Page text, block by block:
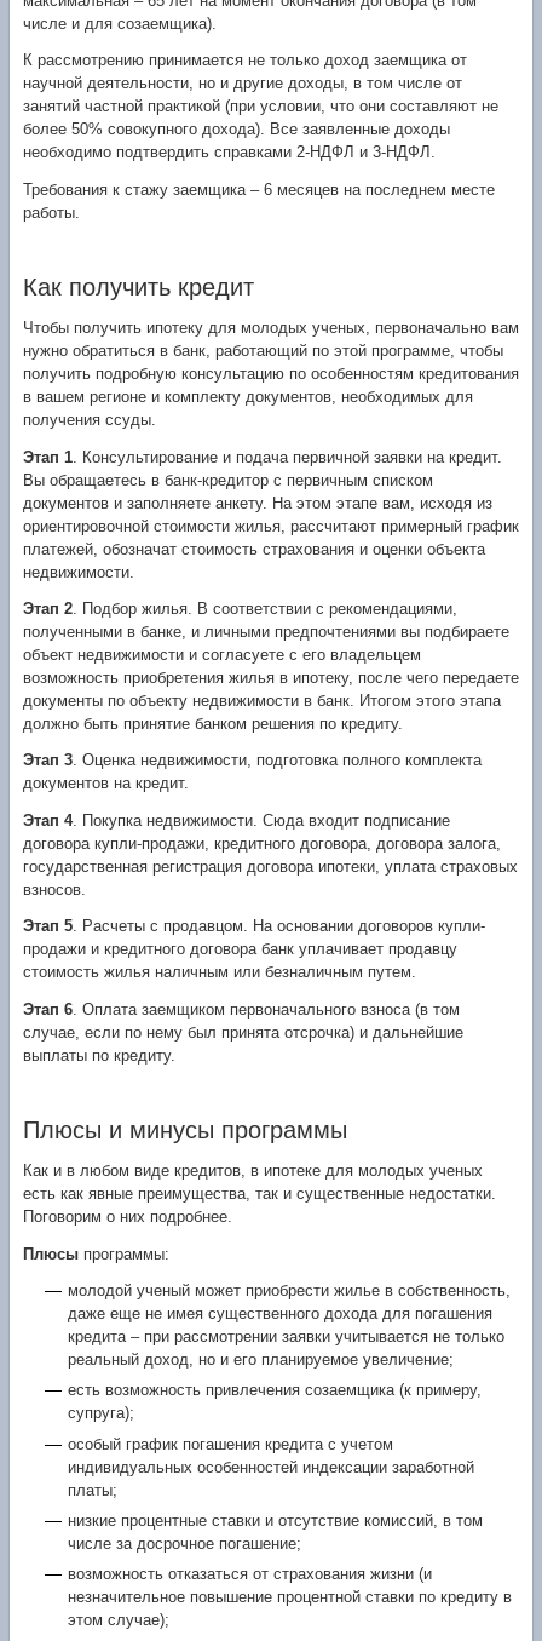
числе и для созаемщика).
К рассмотрению принимается не только доход заемщика от
научной деятельности, но и другие доходы, в том числе от
занятий частной практикой (при условии, что они составляют не
более 50% совокупного дохода). Все заявленные доходы
необходимо подтвердить справками 2-НДФЛ и 3-НДФЛ.
Требования к стажу заемщика – 6 месяцев на последнем месте
работы.
Как получить кредит
Чтобы получить ипотеку для молодых ученых, первоначально вам
нужно обратиться в банк, работающий по этой программе, чтобы
получить подробную консультацию по особенностям кредитования
в вашем регионе и комплекту документов, необходимых для
получения ссуды.
Этап 1 . Консультирование и подача первичной заявки на кредит.
Вы обращаетесь в банк-кредитор с первичным списком
документов и заполняете анкету. На этом этапе вам, исходя из
ориентировочной стоимости жилья, рассчитают примерный график
платежей, обозначат стоимость страхования и оценки объекта
недвижимости.
Этап 2. Подбор жилья. В соответствии с рекомендациями,
полученными в банке, и личными предпочтениями вы подбираете
объект недвижимости и согласуете с его владельцем
возможность приобретения жилья в ипотеку, после чего передаете
документы по объекту недвижимости в банк. Итогом этого этапа
должно быть принятие банком решения по кредиту.
Этап 3. Оценка недвижимости, подготовка полного комплекта
документов на кредит.
Этап 4. Покупка недвижимости. Сюда входит подписание
договора купли-продажи, кредитного договора, договора залога,
государственная регистрация договора ипотеки, уплата страховых
взносов.
Этап 5. Расчеты с продавцом. На основании договоров купли-
продажи и кредитного договора банк уплачивает продавцу
стоимость жилья наличным или безналичным путем.
Этап 6 . Оплата заемщиком первоначального взноса (в том
случае, если по нему был принята отсрочка) и дальнейшие
выплаты по кредиту.
Плюсы и минусы программы
Как и в любом виде кредитов, в ипотеке для молодых ученых
есть как явные преимущества, так и существенные недостатки.
Поговорим о них подробнее.
Плюсы программы:
молодой ученый может приобрести жилье в собственность,
даже еще не имея существенного дохода для погашения
кредита – при рассмотрении заявки учитывается не только
реальный доход, но и его планируемое увеличение;
есть возможность привлечения созаемщика (к примеру,
супруга);
особый график погашения кредита с учетом
индивидуальных особенностей индексации заработной
платы;
низкие процентные ставки и отсутствие комиссий, в том
числе за досрочное погашение;
возможность отказаться от страхования жизни (и
незначительное повышение процентной ставки по кредиту в
этом случае);